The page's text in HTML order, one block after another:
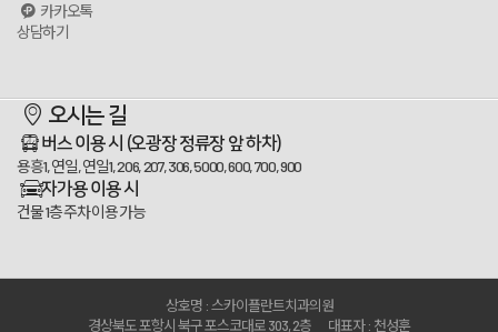
카카오톡
상담하기
오시는 길
100m
버스 이용 시 (오광장 정류장 앞 하차)
용흥1, 연일, 연일1, 206, 207, 306, 5000, 600, 700, 900
자가용 이용 시
건물 1층 주차 이용 가능
상호명 : 스카이플란트치과의원
경상북도 포항시 북구 포스코대로 303, 2층
대표자 : 천성훈